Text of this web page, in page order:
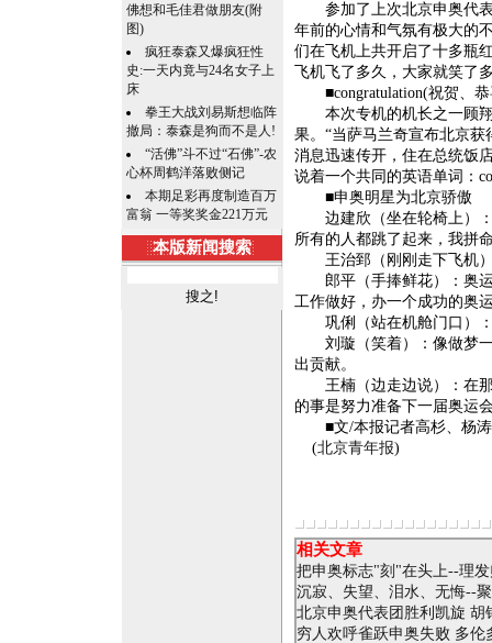
佛想和毛佳君做朋友(附
图)
疯狂泰森又爆疯狂性
史:一天内竟与24名女子上
床
拳王大战刘易斯想临阵
撤局：泰森是狗而不是人!
“活佛”斗不过“石佛”-农
心杯周鹤洋落败侧记
本期足彩再度制造百万
富翁 一等奖奖金221万元
本版新闻搜索
参加了上次北京申奥代表
年前的心情和气氛有极大的
们在飞机上共开启了十多瓶
飞机飞了多久，大家就笑了
■congratulation(祝贺、恭
本次专机的机长之一顾翔
果。“当萨马兰奇宣布北京
消息迅速传开，住在总统饭
说着一个共同的英语单词：
■申奥明星为北京骄傲
边建欣（坐在轮椅上）：
所有的人都跳了起来，我拼
王治郅（刚刚走下飞机）
郎平（手捧鲜花）：奥运
工作做好，办一个成功的奥
巩俐（站在机舱门口）：
刘璇（笑着）：像做梦一
出贡献。
王楠（边走边说）：在那
的事是努力准备下一届奥运
■文/本报记者高杉、杨涛
(北京青年报)
相关文章
把申奥标志"刻"在头上--理
沉寂、失望、泪水、无悔--
北京申奥代表团胜利凯旋 胡
穷人欢呼雀跃申奥失败 多